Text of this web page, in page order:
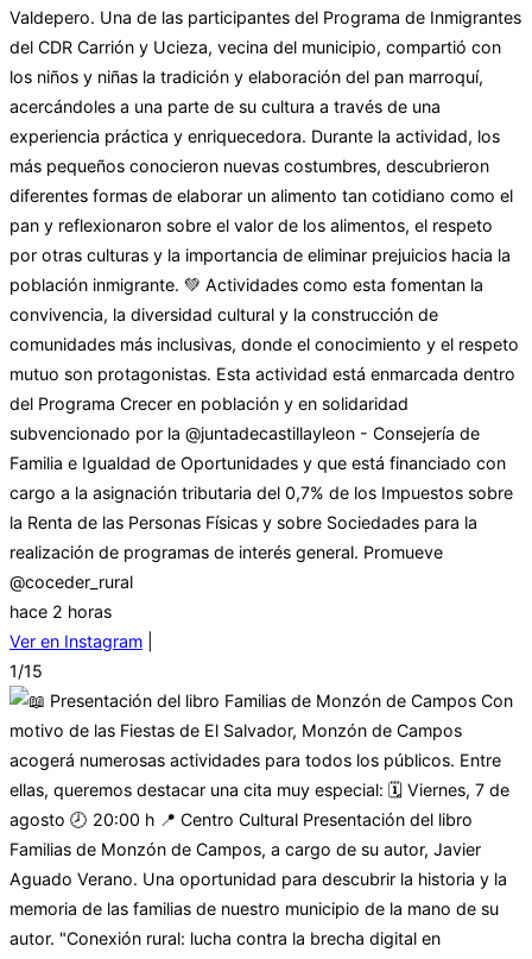
Valdepero. Una de las participantes del Programa de Inmigrantes
del CDR Carrión y Ucieza, vecina del municipio, compartió con
los niños y niñas la tradición y elaboración del pan marroquí,
acercándoles a una parte de su cultura a través de una
experiencia práctica y enriquecedora. Durante la actividad, los
más pequeños conocieron nuevas costumbres, descubrieron
diferentes formas de elaborar un alimento tan cotidiano como el
pan y reflexionaron sobre el valor de los alimentos, el respeto
por otras culturas y la importancia de eliminar prejuicios hacia la
población inmigrante. 💚 Actividades como esta fomentan la
convivencia, la diversidad cultural y la construcción de
comunidades más inclusivas, donde el conocimiento y el respeto
mutuo son protagonistas. Esta actividad está enmarcada dentro
del Programa Crecer en población y en solidaridad
subvencionado por la @juntadecastillayleon - Consejería de
Familia e Igualdad de Oportunidades y que está financiado con
cargo a la asignación tributaria del 0,7% de los Impuestos sobre
la Renta de las Personas Físicas y sobre Sociedades para la
realización de programas de interés general. Promueve
@coceder_rural
hace 2 horas
Ver en Instagram
1/15